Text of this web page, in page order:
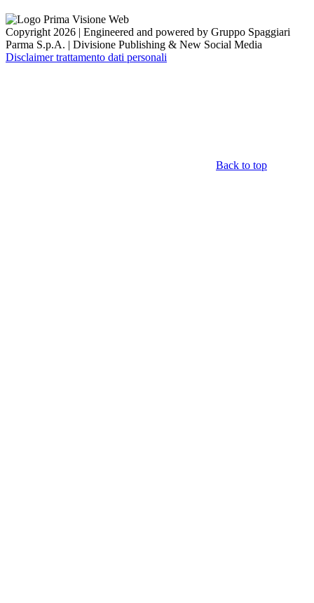
Copyright 2026 | Engineered and powered by Gruppo Spaggiari
Parma S.p.A. | Divisione Publishing & New Social Media
Disclaimer trattamento dati personali
Back to top